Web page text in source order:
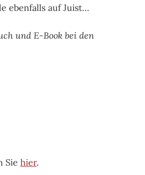
ebenfalls auf Juist…
und E-Book bei den
Sie hier.